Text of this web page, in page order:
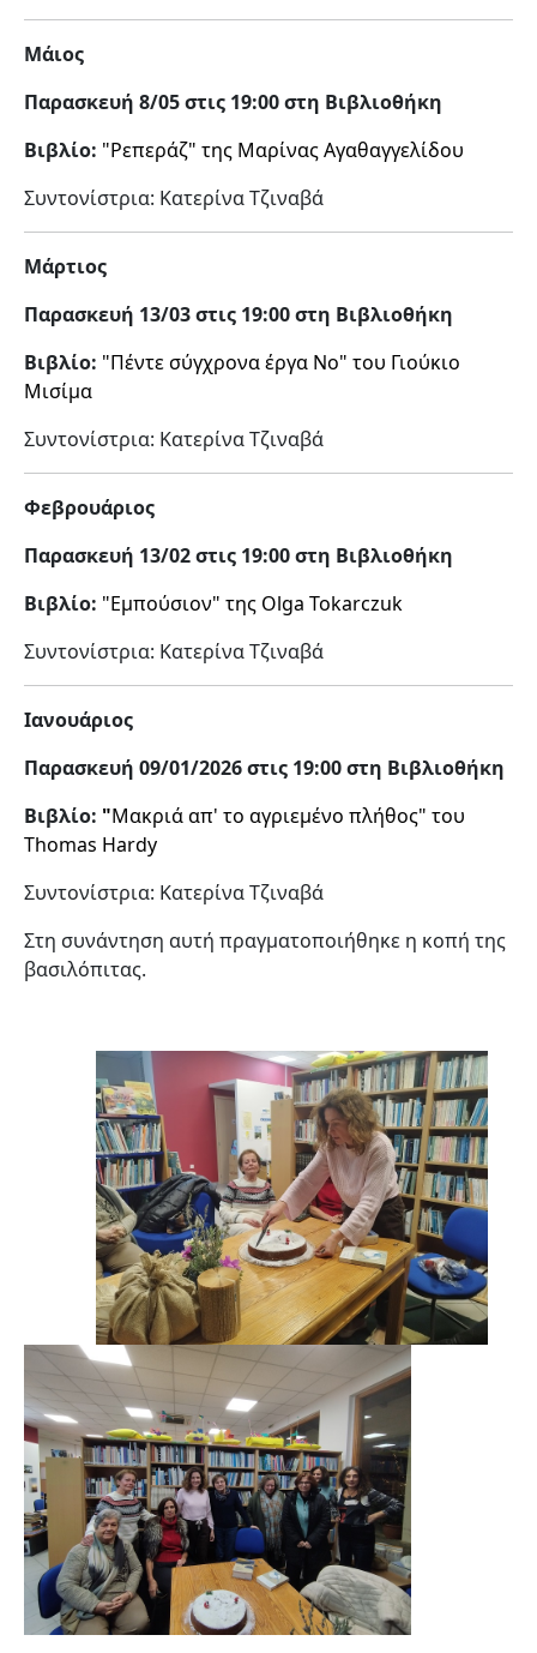
Μάιος
Παρασκευή 8/05 στις 19:00 στη Βιβλιοθήκη
Βιβλίο: "Ρεπεράζ" της Μαρίνας Αγαθαγγελίδου
Συντονίστρια: Κατερίνα Τζιναβά
Μάρτιος
Παρασκευή 13/03 στις 19:00 στη Βιβλιοθήκη
Βιβλίο: "Πέντε σύγχρονα έργα Νο" του Γιούκιο
Μισίμα
Συντονίστρια: Κατερίνα Τζιναβά
Φεβρουάριος
Παρασκευή 13/02 στις 19:00 στη Βιβλιοθήκη
Βιβλίο: "Εμπούσιον" της Olga Tokarczuk
Συντονίστρια: Κατερίνα Τζιναβά
Ιανουάριος
Παρασκευή 09/01/2026 στις 19:00 στη Βιβλιοθήκη
Βιβλίο: "Μακριά απ' το αγριεμένο πλήθος" του
Thomas Hardy
Συντονίστρια: Κατερίνα Τζιναβά
Στη συνάντηση αυτή πραγματοποιήθηκε η κοπή της
βασιλόπιτας.